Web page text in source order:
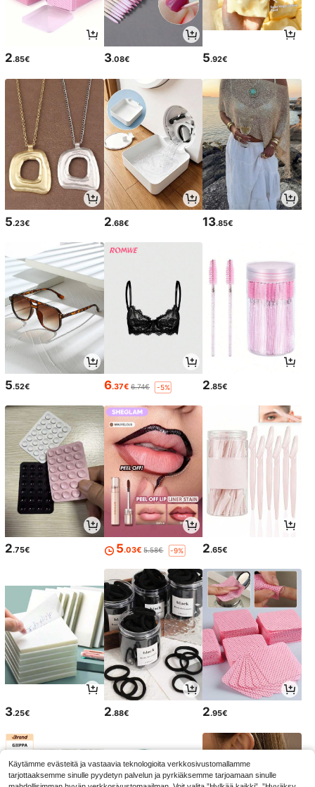
2.85€ 3.08€ 5.92€
5.23€ 2.68€ 13.85€
5.52€ 6.37€ 6.74€ -5% 2.85€
2.75€ 5.03€ 5.58€ -9% 2.65€
3.25€ 2.88€ 2.95€
Käytämme evästeitä ja vastaavia teknologioita verkkosivustomallamme
tarjottaaksemme sinulle pyydetyn palvelun ja pyrkiäksemme tarjoamaan sinulle